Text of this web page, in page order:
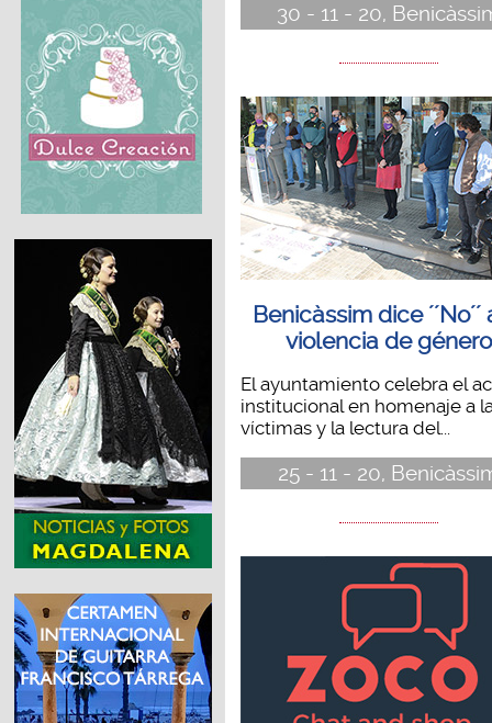
30 - 11 - 20,
Benicàssim dice ´´No´´
violencia de género
El ayuntamiento celebra el
institucional en homenaje a
víctimas y la lectura del...
25 - 11 - 20,